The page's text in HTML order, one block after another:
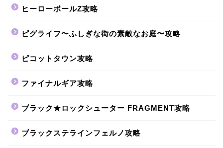
ヒーローボールZ攻略
ピグライフ〜ふしぎな街の素敵なお庭〜攻略
ピコットタウン攻略
ファイナルギア攻略
ブラック★ロックシューター FRAGMENT攻略
ブラックステラインフェルノ攻略